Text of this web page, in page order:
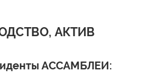
АКТИВ
АССАМБЛЕИ: